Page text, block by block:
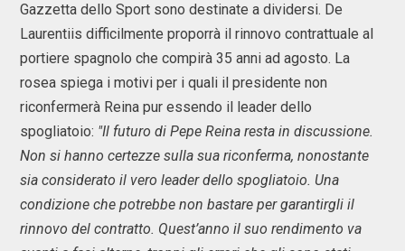
Gazzetta dello Sport sono destinate a dividersi. De
Laurentiis difficilmente proporrà il rinnovo contrattuale al
portiere spagnolo che compirà 35 anni ad agosto. La
rosea spiega i motivi per i quali il presidente non
riconfermerà Reina pur essendo il leader dello
spogliatoio: "Il futuro di Pepe Reina resta in discussione.
Non si hanno certezze sulla sua riconferma, nonostante
sia considerato il vero leader dello spogliatoio. Una
condizione che potrebbe non bastare per garantirgli il
rinnovo del contratto. Quest’anno il suo rendimento va